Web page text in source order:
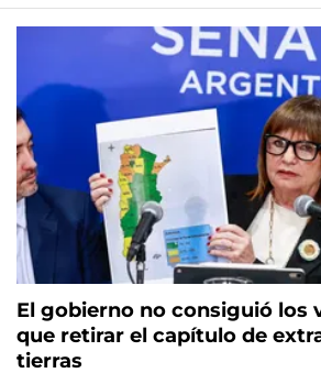
El gobierno no consiguió los
que retirar el capítulo de
tierras